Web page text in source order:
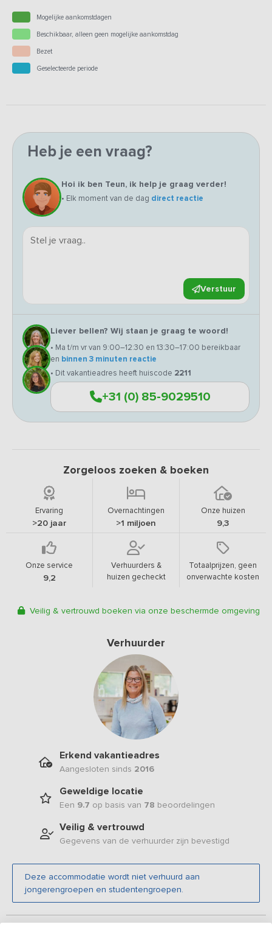
Mogelijke aankomstdagen
Beschikbaar, alleen geen mogelijke aankomstdag
Bezet
Geselecteerde periode
Heb je een vraag?
Hoi ik ben Teun, ik help je graag verder!
• Elk moment van de dag direct reactie
Verstuur
Liever bellen? Wij staan je graag te woord!
• Ma t/m vr van 9:00–12:30 en 13:30–17:00 bereikbaar
en binnen 3 minuten reactie
• Dit vakantieadres heeft huiscode 2211
+31 (0) 85-9029510
Zorgeloos zoeken & boeken
Ervaring
>20 jaar
Overnachtingen
>1 miljoen
Onze huizen
9,3
Onze service
9,2
Verhuurders &
huizen gecheckt
Totaalprijzen, geen
onverwachte kosten
Veilig & vertrouwd boeken via onze beschermde omgeving
Verhuurder
Erkend vakantieadres
Aangesloten sinds 2016
Geweldige locatie
Een 9.7 op basis van 78 beoordelingen
Veilig & vertrouwd
Gegevens van de verhuurder zijn bevestigd
Deze accommodatie wordt niet verhuurd aan
jongerengroepen en studentengroepen.